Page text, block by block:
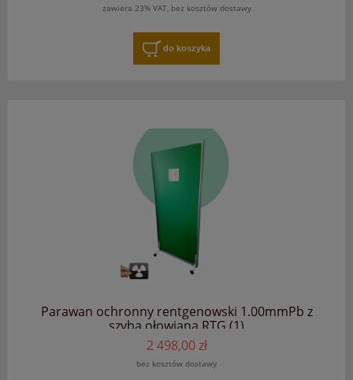
zawiera 23% VAT, bez kosztów dostawy
do koszyka
Parawan ochronny rentgenowski 1.00mmPb z
szybą ołowianą RTG (1)
2 498,00 zł
bez kosztów dostawy